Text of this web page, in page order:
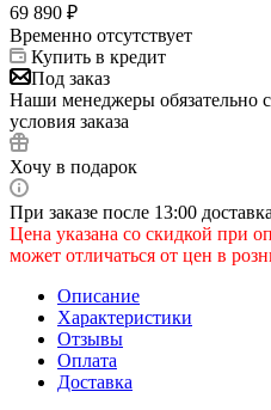
69 890 ₽
Временно отсутствует
Купить в кредит
Под заказ
Наши менеджеры обязательно
условия заказа
Хочу в подарок
При заказе после 13:00
Цена указана со скидкой при
может отличаться от цен в
Описание
Характеристики
Отзывы
Оплата
Доставка